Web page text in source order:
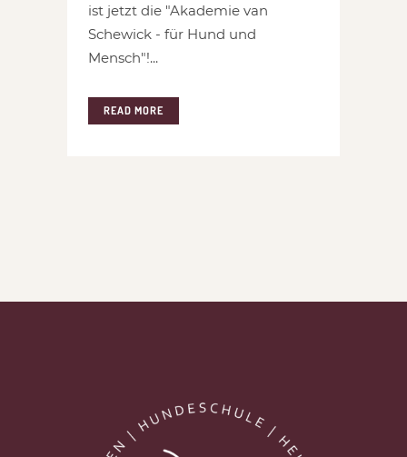
ist jetzt die "Akademie van
Schewick - für Hund und
Mensch"!...
READ MORE